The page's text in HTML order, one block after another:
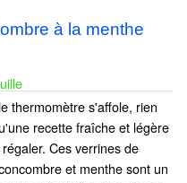
à la menthe
thermomètre s'affole, rien
recette fraîche et légère
Ces verrines de
et menthe sont un